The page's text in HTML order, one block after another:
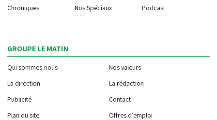
Chroniques
Nos Spéciaux Podcast
GROUPE LE MATIN
Qui sommes-nous
Nos valeurs
La direction
La rédaction
Publicité
Contact
Plan du site
Offres d'emploi